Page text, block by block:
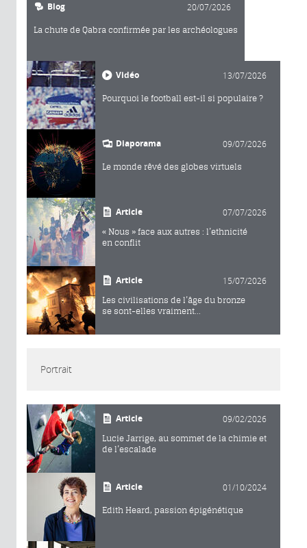
Blog 20/07/2026
La chute de Qabra confirmée par les archéologues
Vidéo 13/07/2026
Pourquoi le football est-il si populaire ?
Diaporama 09/07/2026
Le monde rêvé des globes virtuels
Article 07/07/2026
« Nous » face aux autres : l’ethnicité
en conflit
Article 15/07/2026
Les civilisations de l’âge du bronze
se sont-elles vraiment...
Portrait
Article 09/02/2026
Lucie Jarrige, au sommet de la chimie et
de l’escalade
Article 01/10/2024
Edith Heard, passion épigénétique